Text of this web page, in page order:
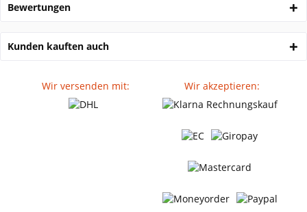
Bewertungen
Kunden kauften auch
Wir versenden mit: Wir akzeptieren: